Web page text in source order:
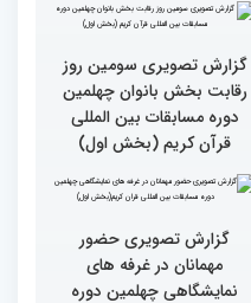
ایران مهد قرآن است/ سطح
مسابقات ایران خیلی بالاست